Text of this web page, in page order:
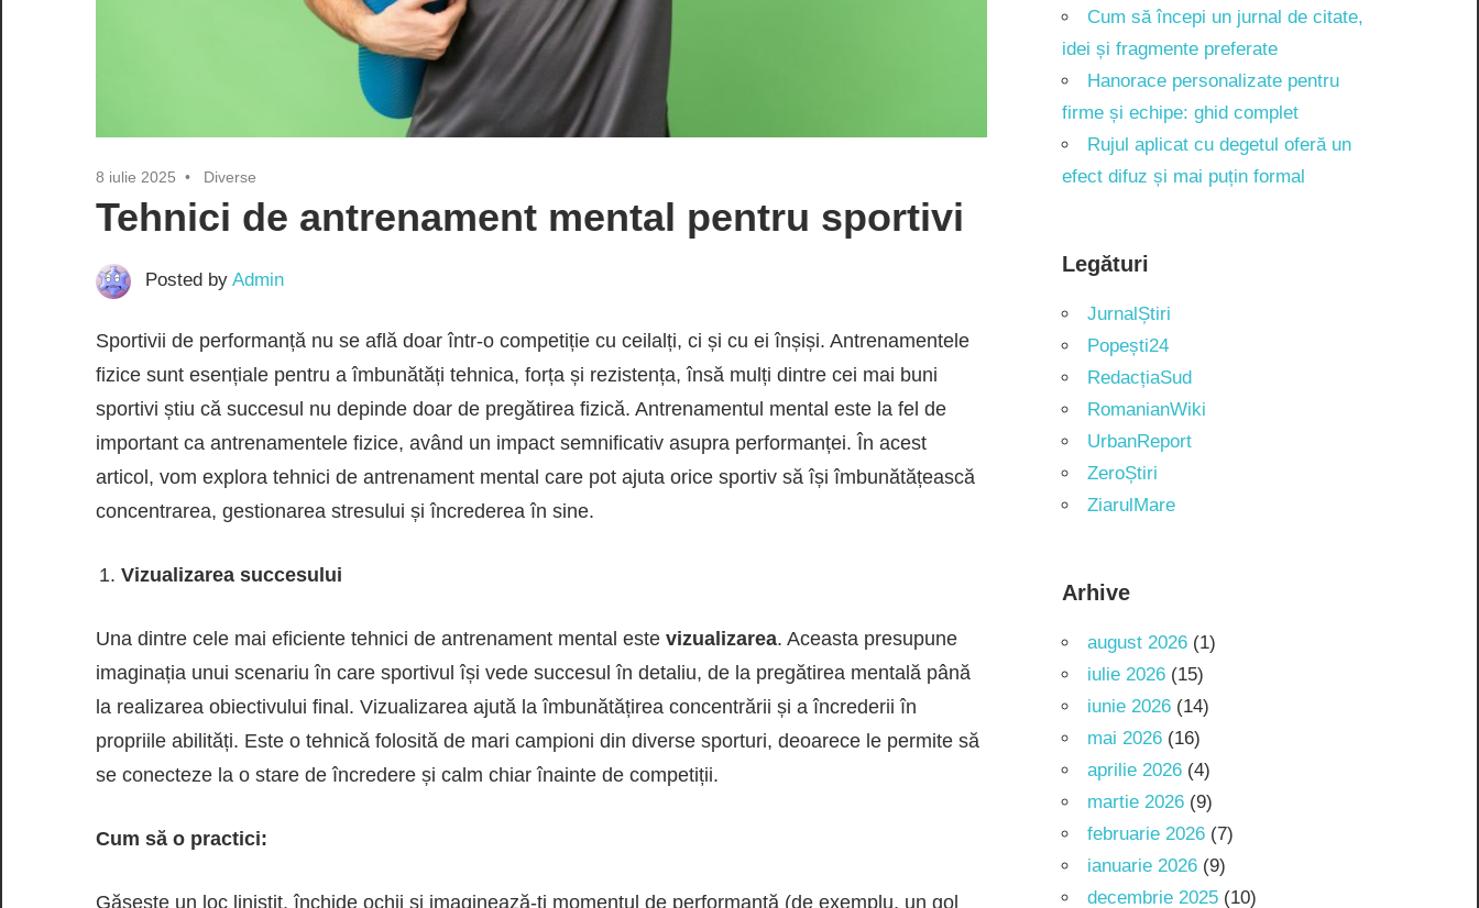
8 iulie 2025 Diverse
Tehnici de antrenament mental pentru sportivi
Posted by Admin
Sportivii de performanță nu se află doar într-o competiție cu ceilalți, ci și cu ei înșiși. Antrenamentele
fizice sunt esențiale pentru a îmbunătăți tehnica, forța și rezistența, însă mulți dintre cei mai buni
sportivi știu că succesul nu depinde doar de pregătirea fizică. Antrenamentul mental este la fel de
important ca antrenamentele fizice, având un impact semnificativ asupra performanței. În acest
articol, vom explora tehnici de antrenament mental care pot ajuta orice sportiv să își îmbunătățească
concentrarea, gestionarea stresului și încrederea în sine.
Vizualizarea succesului
Una dintre cele mai eficiente tehnici de antrenament mental este vizualizarea. Aceasta presupune
imaginația unui scenariu în care sportivul își vede succesul în detaliu, de la pregătirea mentală până
la realizarea obiectivului final. Vizualizarea ajută la îmbunătățirea concentrării și a încrederii în
propriile abilități. Este o tehnică folosită de mari campioni din diverse sporturi, deoarece le permite să
se conecteze la o stare de încredere și calm chiar înainte de competiții.
Cum să o practici:
Găsește un loc liniștit, închide ochii și imaginează-ți momentul de performanță (de exemplu, un gol
Cum să începi un jurnal de citate,
idei și fragmente preferate
Hanorace personalizate pentru
firme și echipe: ghid complet
Rujul aplicat cu degetul oferă un
efect difuz și mai puțin formal
Legături
JurnalȘtiri
Popești24
RedacțiaSud
RomanianWiki
UrbanReport
ZeroȘtiri
ZiarulMare
Arhive
august 2026(1)
iulie 2026(15)
iunie 2026(14)
mai 2026(16)
aprilie 2026(4)
martie 2026(9)
februarie 2026(7)
ianuarie 2026(9)
decembrie 2025(10)